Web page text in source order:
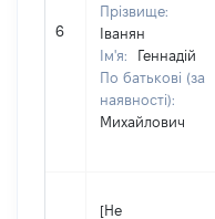
6
Прізвище:
Іванян
Ім'я:
Геннадій
По батькові (за
наявності):
Михайлович
[Не